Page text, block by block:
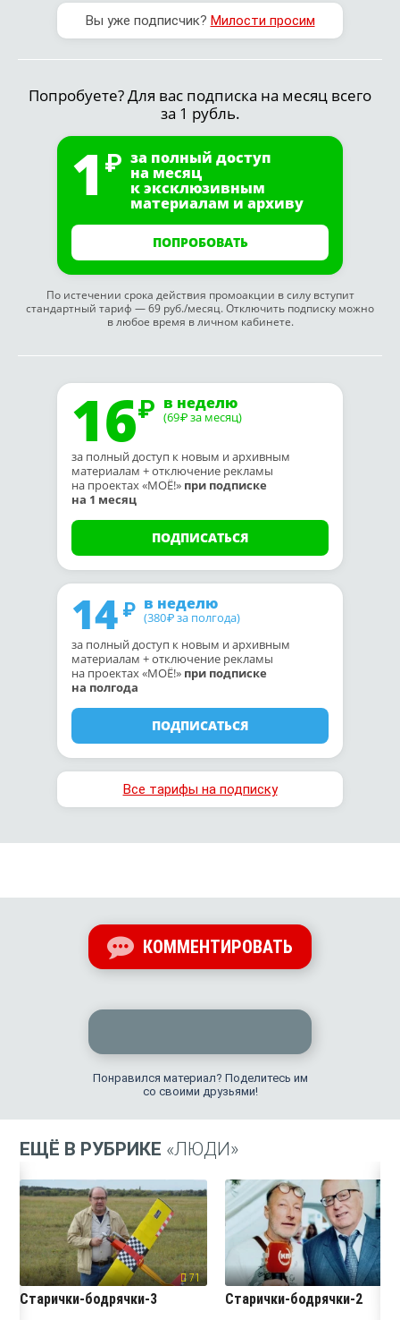
Вы уже подписчик? Милости просим
Попробуете? Для вас подписка на месяц всего
за 1 рубль.
1 за полный доступ
на месяц
к эксклюзивным
материалам и архиву
ПОПРОБОВАТЬ
По истечении срока действия промоакции в силу вступит
стандартный тариф — 69 руб./месяц. Отключить подписку можно
в любое время в личном кабинете.
16 в неделю
(69₽ за месяц)
за полный доступ к новым и архивным
материалам + отключение рекламы
на проектах «МОЁ!» при подписке
на 1 месяц
ПОДПИСАТЬСЯ
14 в неделю
(380₽ за полгода)
за полный доступ к новым и архивным
материалам + отключение рекламы
на проектах «МОЁ!» при подписке
на полгода
ПОДПИСАТЬСЯ
Все тарифы на подписку
КОММЕНТИРОВАТЬ
Понравился материал? Поделитесь им
со своими друзьями!
ЕЩЁ В РУБРИКЕ «ЛЮДИ»
71
Старички-бодрячки-3 Старички-бодрячки-2